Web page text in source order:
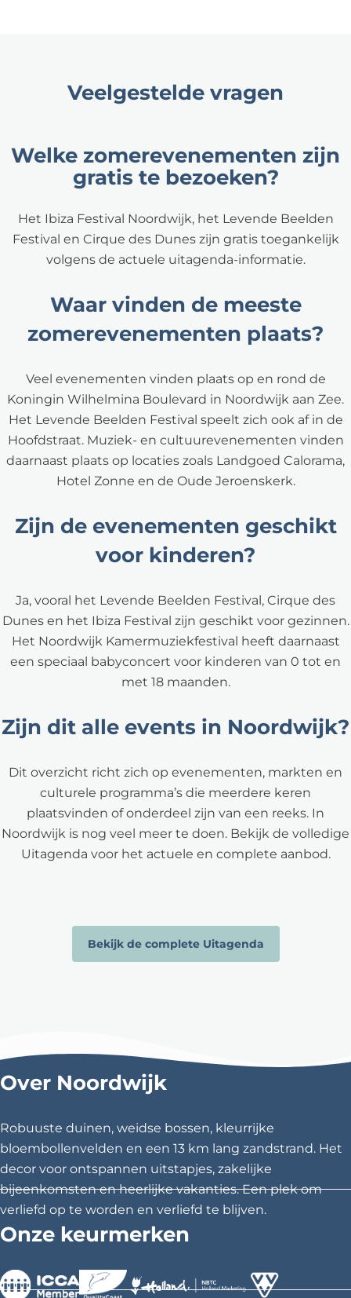
Veelgestelde vragen
Welke zomerevenementen zijn
gratis te bezoeken?
Het Ibiza Festival Noordwijk, het Levende Beelden
Festival en Cirque des Dunes zijn gratis toegankelijk
volgens de actuele uitagenda-informatie.
Waar vinden de meeste
zomerevenementen plaats?
Veel evenementen vinden plaats op en rond de
Koningin Wilhelmina Boulevard in Noordwijk aan Zee.
Het Levende Beelden Festival speelt zich ook af in de
Hoofdstraat. Muziek- en cultuurevenementen vinden
daarnaast plaats op locaties zoals Landgoed Calorama,
Hotel Zonne en de Oude Jeroenskerk.
Zijn de evenementen geschikt
voor kinderen?
Ja, vooral het Levende Beelden Festival, Cirque des
Dunes en het Ibiza Festival zijn geschikt voor gezinnen.
Het Noordwijk Kamermuziekfestival heeft daarnaast
een speciaal babyconcert voor kinderen van 0 tot en
met 18 maanden.
Zijn dit alle events in Noordwijk?
Dit overzicht richt zich op evenementen, markten en
culturele programma’s die meerdere keren
plaatsvinden of onderdeel zijn van een reeks. In
Noordwijk is nog veel meer te doen. Bekijk de volledige
Uitagenda voor het actuele en complete aanbod.
Bekijk de complete Uitagenda
Over Noordwijk
Robuuste duinen, weidse bossen, kleurrijke
bloembollenvelden en een 13 km lang zandstrand. Het
decor voor ontspannen uitstapjes, zakelijke
bijeenkomsten en heerlijke vakanties. Een plek om
verliefd op te worden en verliefd te blijven.
Onze keurmerken